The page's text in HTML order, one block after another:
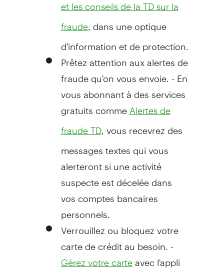
et les conseils de la TD sur la
fraude, dans une optique
d'information et de protection.
Prêtez attention aux alertes de
fraude qu'on vous envoie. - En
vous abonnant à des services
gratuits comme Alertes de
fraude TD, vous recevrez des
messages textes qui vous
alerteront si une activité
suspecte est décelée dans
vos comptes bancaires
personnels.
Verrouillez ou bloquez votre
carte de crédit au besoin. -
Gérez votre carteavec l'appli